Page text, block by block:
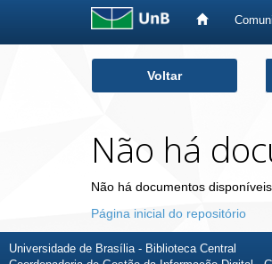
Voltar
Não há
Não há documentos
Página inicial do repositório
Universidade de Brasília - Biblioteca Central